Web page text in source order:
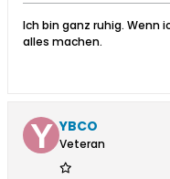
Ich bin ganz ruhig. Wenn
alles machen.
YBCO
Veteran